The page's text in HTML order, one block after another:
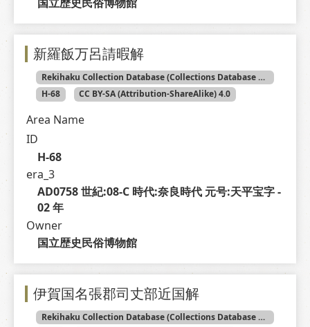
新羅飯万呂請暇解
Rekihaku Collection Database (Collections Database of the National Museum of Japanese History)
H-68
CC BY-SA (Attribution-ShareAlike) 4.0
Area Name
ID
H-68
era_3
AD0758 世紀:08-C 時代:奈良時代 元号:天平宝字 -
02 年
Owner
国立歴史民俗博物館
伊賀国名張郡司丈部近国解
Rekihaku Collection Database (Collections Database of the National Museum of Japanese History)